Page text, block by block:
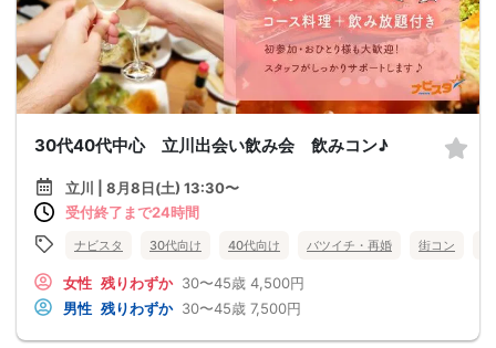
30代40代中心 立川出会い飲み会 飲みコン♪
立川 | 8月8日(土) 13:30〜
受付終了まで24時間
ナビスタ 30代向け 40代向け バツイチ・再婚 街コン
女性 残りわずか 30〜45歳 4,500円
男性 残りわずか 30〜45歳 7,500円